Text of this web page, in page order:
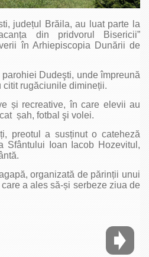
județul Brăila, au luat parte la
din pridvorul Bisericii”
în Arhiepiscopia Dunării de
Dudeşti, unde împreună
rugăciunile dimineții.
și recreative, în care elevii au
șah, fotbal şi volei.
preotul a susținut o cateheză
Sfântului Ioan Iacob Hozevitul,
organizată de părinții unui
a ales să-și serbeze ziua de